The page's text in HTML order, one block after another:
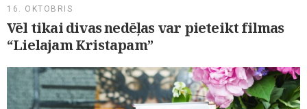
16. OKTOBRIS
Vēl tikai divas nedēļas var pieteikt filmas
“Lielajam Kristapam”